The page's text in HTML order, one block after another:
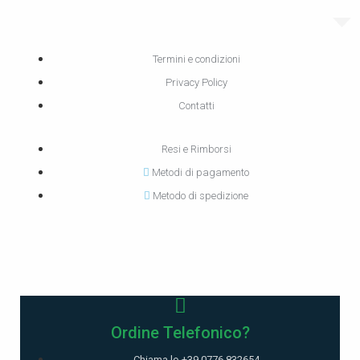
Termini e condizioni
Privacy Policy
Contatti
Resi e Rimborsi
Metodi di pagamento
Metodo di spedizione
Ordine Telefonico?